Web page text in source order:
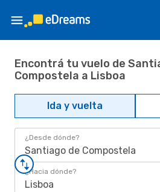
Encontrá tu vuelo de
Compostela a Lisboa
Ida y vuelta
¿Desde dónde?
Santiago de Compostela
¿Hacia dónde?
Lisboa